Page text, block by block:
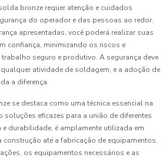
bronze requer atenção e cuidados
do operador e das pessoas ao redor.
apresentadas, você poderá realizar suas
confiança, minimizando os riscos e
seguro e produtivo. A segurança deve
atividade de soldagem, e a adoção de
a diferença.
se destaca como uma técnica essencial na
eficazes para a união de diferentes
e durabilidade, é amplamente utilizada em
até a fabricação de equipamentos.
os equipamentos necessários e as